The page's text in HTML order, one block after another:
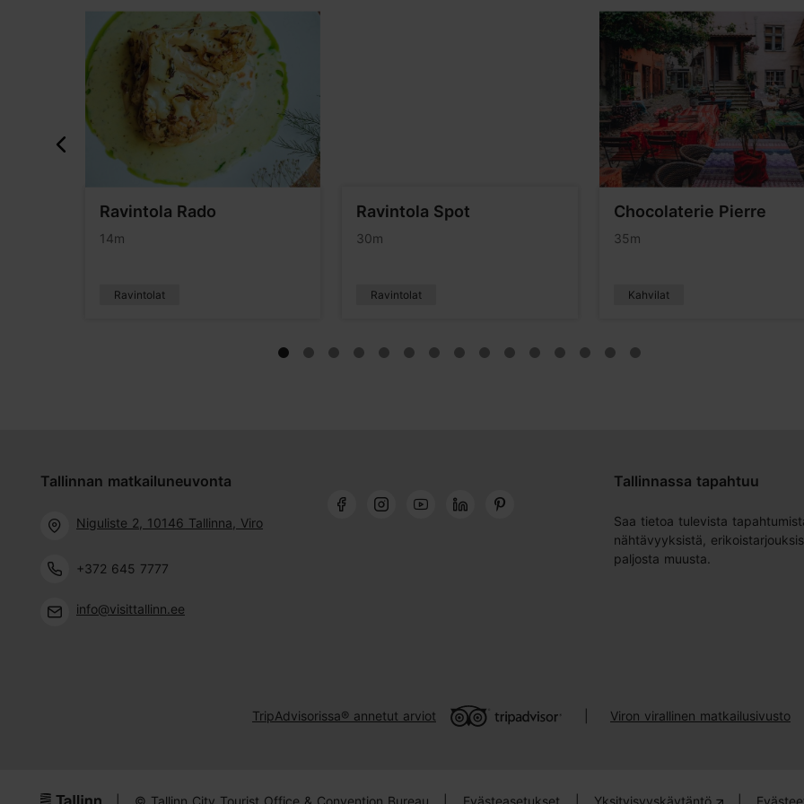
Ravintola Rado
14m
Ravintolat
Ravintola Spot
30m
Ravintolat
Chocolaterie Pierre
35m
Kahvilat
Tallinnan matkailuneuvonta
Niguliste 2, 10146 Tallinna, Viro
+372 645 7777
info@visittallinn.ee
Tallinnassa tapahtuu
Saa tietoa tulevista
nähtävyyksistä,
paljosta muusta.
TripAdvisorissa® annetut arviot Viron virallinen matkailusivusto
© Tallinn City Tourist Office & Convention Bureau Evästeasetukset Yksityisyyskäytäntö